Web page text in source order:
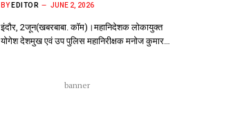
BY EDITOR JUNE 2, 2026
इंदौर, 2जून(खबरबाबा. कॉम)।महानिदेशक लोकायुक्त
योगेश देशमुख एवं उप पुलिस महानिरीक्षक मनोज कुमार…
banner